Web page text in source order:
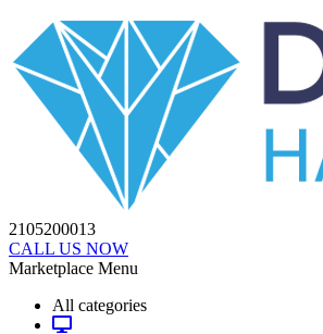
2105200013
CALL US NOW
Marketplace Menu
All categories